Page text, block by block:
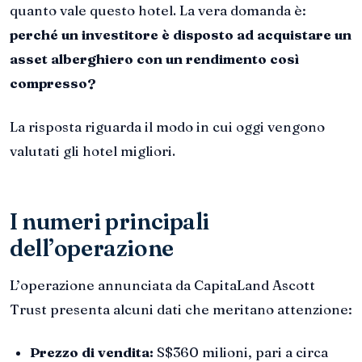
quanto vale questo hotel. La vera domanda è:
perché un investitore è disposto ad acquistare un
asset alberghiero con un rendimento così
compresso?
La risposta riguarda il modo in cui oggi vengono
valutati gli hotel migliori.
I numeri principali
dell’operazione
L’operazione annunciata da CapitaLand Ascott
Trust presenta alcuni dati che meritano attenzione:
Prezzo di vendita: S$360 milioni, pari a circa